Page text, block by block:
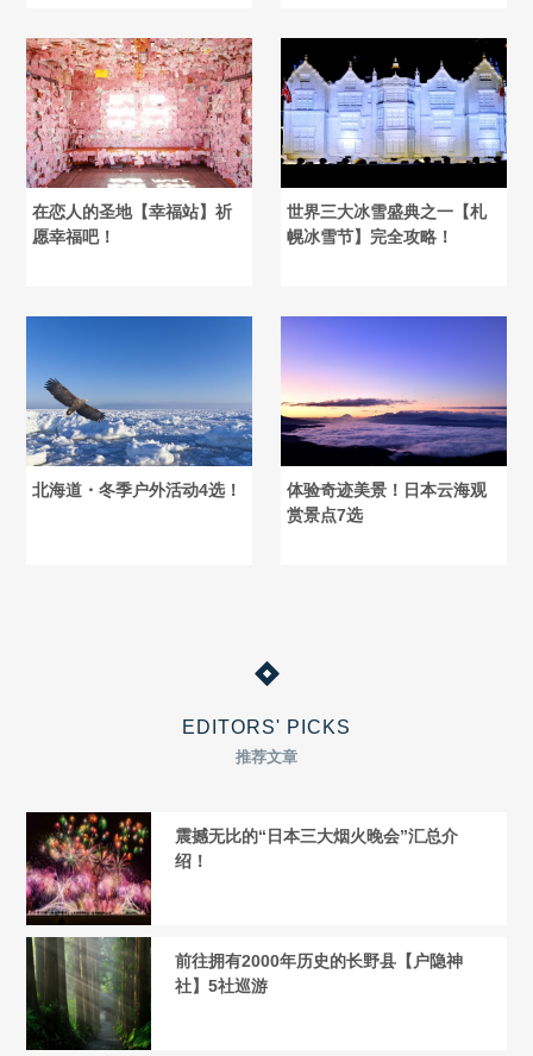
在恋人的圣地【幸福站】祈
愿幸福吧！
世界三大冰雪盛典之一【札
幌冰雪节】完全攻略！
北海道・冬季户外活动4选！
体验奇迹美景！日本云海观
赏景点7选
EDITORS' PICKS
推荐文章
震撼无比的“日本三大烟火晚会”汇总介
绍！
前往拥有2000年历史的长野县【户隐神
社】5社巡游